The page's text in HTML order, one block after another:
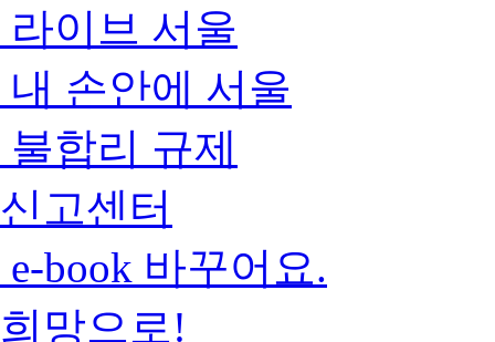
라이브 서울
내 손안에 서울
불합리 규제
신고센터
e-book 바꾸어요.
희망으로!